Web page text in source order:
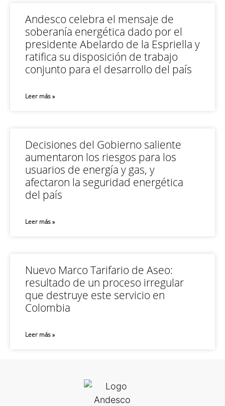
Andesco celebra el mensaje de
soberanía energética dado por el
presidente Abelardo de la Espriella y
ratifica su disposición de trabajo
conjunto para el desarrollo del país
Leer más »
Decisiones del Gobierno saliente
aumentaron los riesgos para los
usuarios de energía y gas, y
afectaron la seguridad energética
del país
Leer más »
Nuevo Marco Tarifario de Aseo:
resultado de un proceso irregular
que destruye este servicio en
Colombia
Leer más »